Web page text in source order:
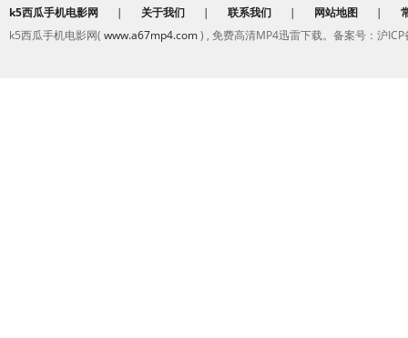
k5西瓜手机电影网 | 关于我们 | 联系我们 | 网站地图 |
k5西瓜手机电影网( www.a67mp4.com) , 免费高清MP4迅雷下载。备案号：沪